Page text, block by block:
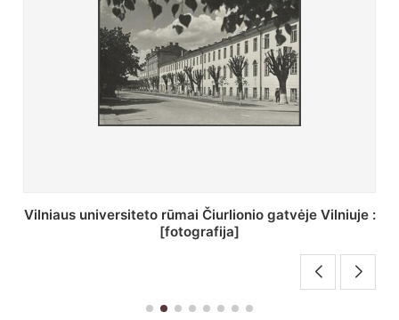
St. Batoro universiteto J. Pilsudskio kolegija :
[fotografija]